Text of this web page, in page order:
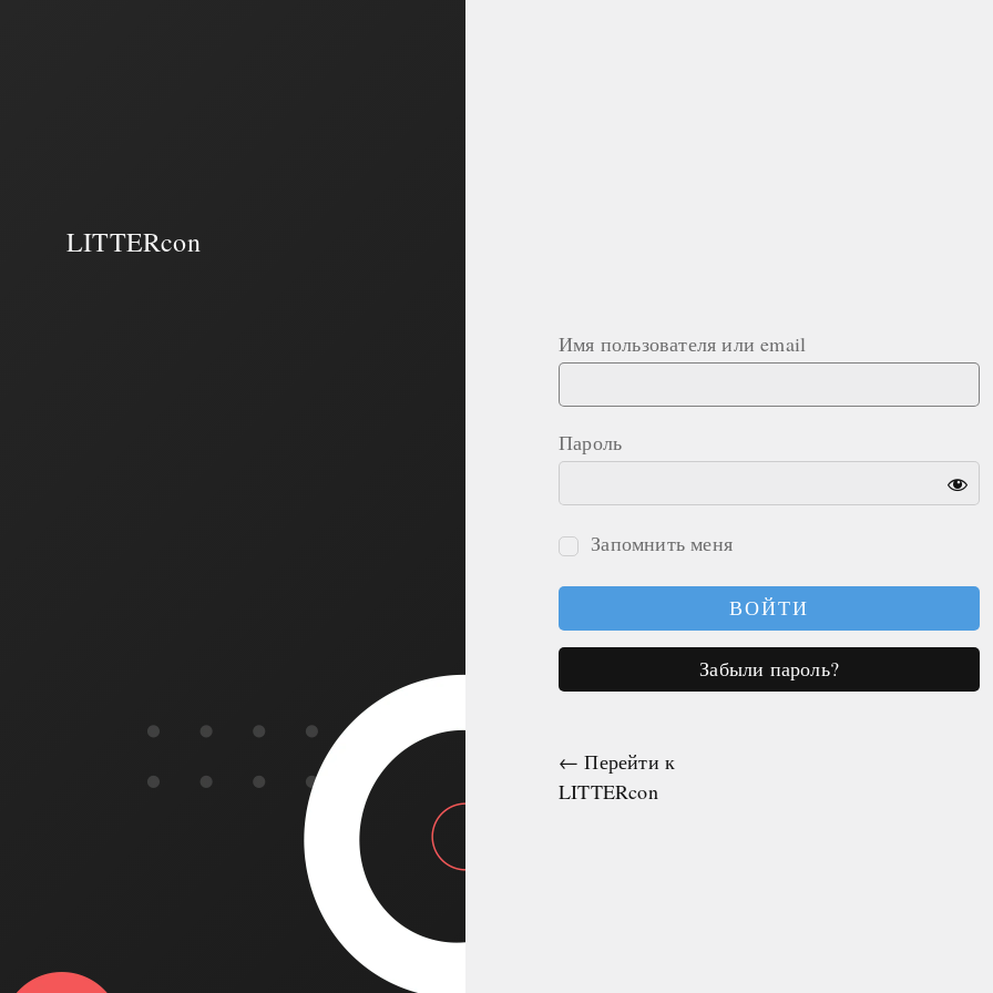
LITTERcon
Войти
Имя пользователя или email
Пароль
Запомнить меня
Забыли пароль?
← Перейти к
LITTERcon